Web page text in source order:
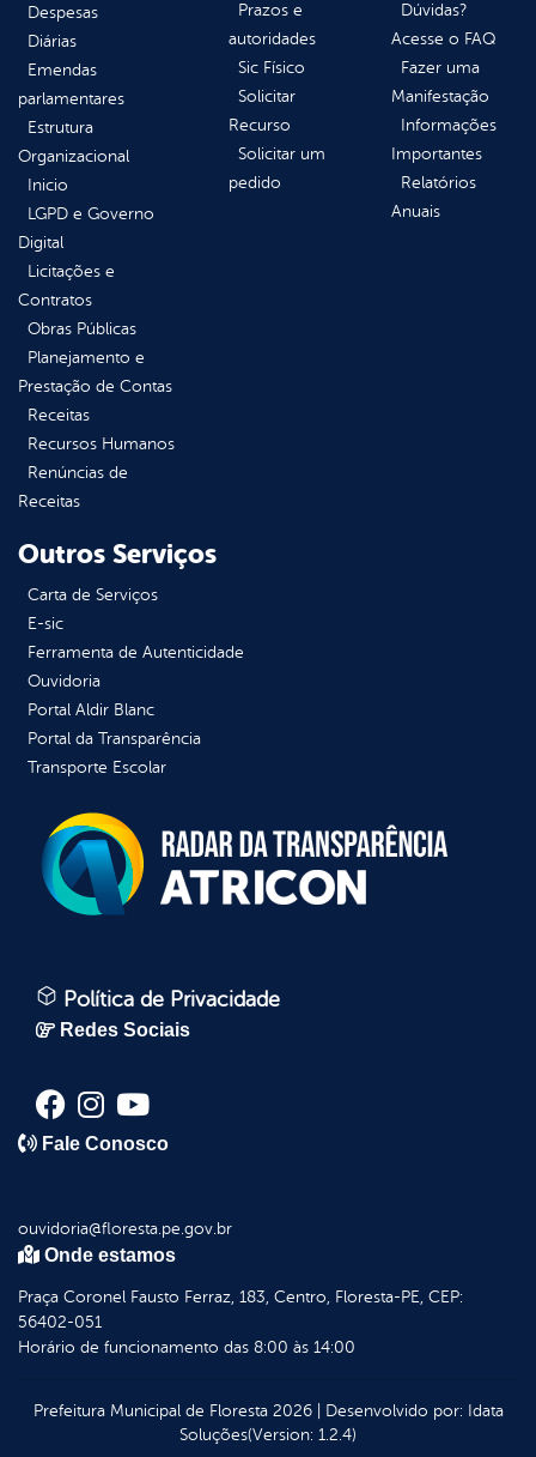
Despesas
Diárias
Emendas
parlamentares
Estrutura
Organizacional
Inicio
LGPD e Governo
Digital
Licitações e
Contratos
Obras Públicas
Planejamento e
Prestação de Contas
Receitas
Recursos Humanos
Renúncias de
Receitas
Prazos e
autoridades
Sic Físico
Solicitar
Recurso
Solicitar um
pedido
Dúvidas?
Acesse o FAQ
Fazer uma
Manifestação
Informações
Importantes
Relatórios
Anuais
Outros Serviços
Carta de Serviços
E-sic
Ferramenta de Autenticidade
Ouvidoria
Portal Aldir Blanc
Portal da Transparência
Transporte Escolar
Política de Privacidade
Redes Sociais
Fale Conosco
ouvidoria@floresta.pe.gov.br
Onde estamos
Praça Coronel Fausto Ferraz, 183, Centro, Floresta-PE, CEP:
56402-051
Horário de funcionamento das 8:00 às 14:00
Prefeitura Municipal de Floresta2026| Desenvolvido por: Idata
Soluções(Version: 1.2.4)